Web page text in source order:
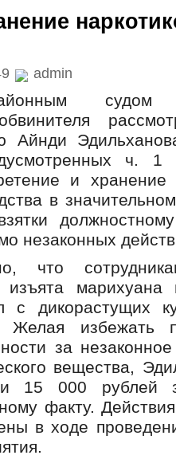
admin
Айнди
ч.
и
в
незаконных
что
изъята
с дикорастущих
избежать
за
вещества,
15 000 рублей
факту.
в ходе